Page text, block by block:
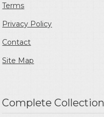
Terms
Privacy Policy
Contact
Site Map
Complete Collection